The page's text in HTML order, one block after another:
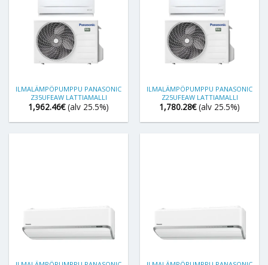
ILMALÄMPÖPUMPPU PANASONIC
Z35UFEAW LATTIAMALLI
1,962.46€ (alv 25.5%)
ILMALÄMPÖPUMPPU PANASONIC
Z25UFEAW LATTIAMALLI
1,780.28€ (alv 25.5%)